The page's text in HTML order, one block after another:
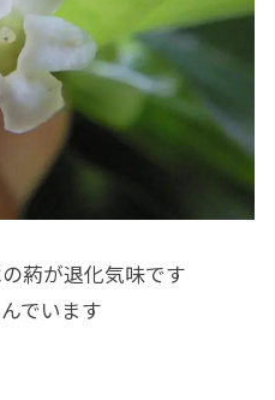
葯が退化気味です
でいます